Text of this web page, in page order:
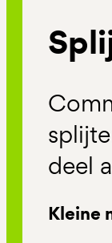
deel
Kleine